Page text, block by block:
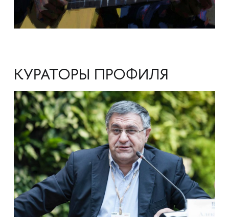
КУРАТОРЫ ПРОФИЛЯ